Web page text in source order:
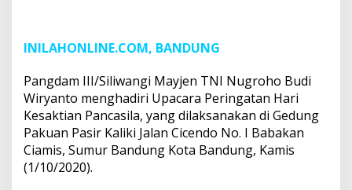
INILAHONLINE.COM, BANDUNG
Pangdam III/Siliwangi Mayjen TNI Nugroho Budi
Wiryanto menghadiri Upacara Peringatan Hari
Kesaktian Pancasila, yang dilaksanakan di Gedung
Pakuan Pasir Kaliki Jalan Cicendo No. I Babakan
Ciamis, Sumur Bandung Kota Bandung, Kamis
(1/10/2020).